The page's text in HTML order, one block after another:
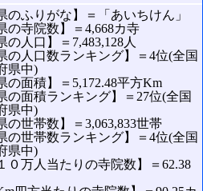
のふりがな】＝「あいちけん」
の寺院数】＝4,668カ寺
の人口】＝7,483,128人
の人口数ランキング】＝4位(全国
県中)
の面積】＝5,172.48平方Km
の面積ランキング】＝27位(全国
県中)
の世帯数】＝3,063,833世帯
の世帯数ランキング】＝4位(全国
県中)
０万人当たりの寺院数】＝62.38